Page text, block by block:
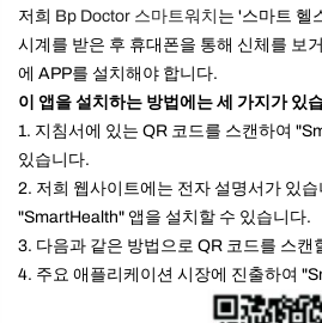
저희 Bp Doctor 스마트워치 는 '스마트 헬
시계를 받은 후 휴대폰을 통해 신체를 보
에 APP를 설치해야 합니다.
이 앱을 설치하는 방법에는 세 가지가 있
1. 지침서에 있는 QR 코드를 스캔하여
있습니다.
2. 저희 웹사이트에는 전자 설명서가 있습
"SmartHealth" 앱을 설치할 수 있습니다.
3. 다음과 같은 방법으로 QR 코드를 스캔
4. 주요 애플리케이션 시장에 진출하여